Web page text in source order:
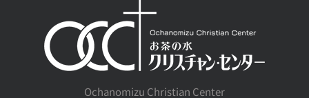
Ochanomizu Christian Center